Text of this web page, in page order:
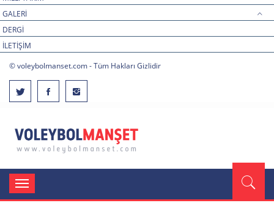
GALERİ
DERGİ
İLETİŞİM
© voleybolmanset.com - Tüm Hakları Gizlidir
Toggle
navigation